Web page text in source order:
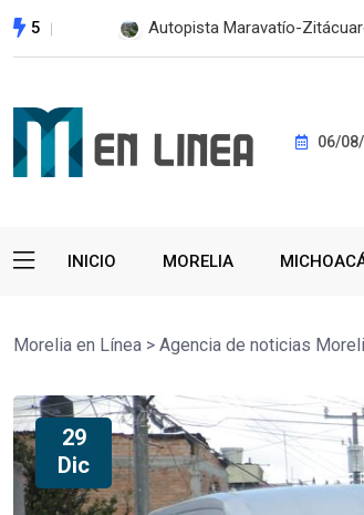
5 Autopista Maravatío-
06/
INICIO MORELIA
Morelia en Línea > Agencia de noticias
29
Dic